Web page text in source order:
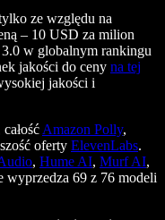
ze względu na
– 10 USD za milion
w globalnym rankingu
jakości do ceny na tej
jakości i
całość Amazon Polly,
oferty ElevenLabs.
, Hume AI, Murf AI,
wyprzedza 69 z 76 modeli